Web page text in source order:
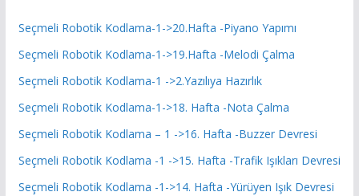
Seçmeli Robotik Kodlama-1->20.Hafta -Piyano Yapımı
Seçmeli Robotik Kodlama-1->19.Hafta -Melodi Çalma
Seçmeli Robotik Kodlama-1 ->2.Yazılıya Hazırlık
Seçmeli Robotik Kodlama-1->18. Hafta -Nota Çalma
Seçmeli Robotik Kodlama – 1 ->16. Hafta -Buzzer Devresi
Seçmeli Robotik Kodlama -1 ->15. Hafta -Trafik Işıkları Devresi
Seçmeli Robotik Kodlama -1->14. Hafta -Yürüyen Işık Devresi